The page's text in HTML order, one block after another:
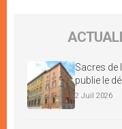
Sacres de
publie le
2 Juil 2026